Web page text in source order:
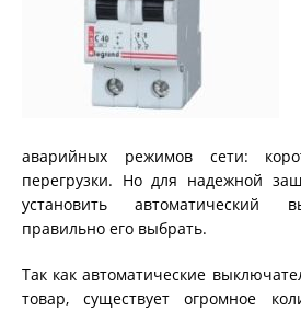
аварийных режимов сети:
перегрузки. Но для надежной
установить автоматический
правильно его выбрать.
Так как автоматические
товар, существует огромное